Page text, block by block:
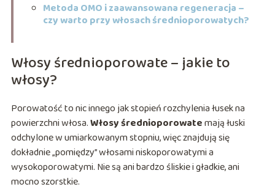
Metoda OMO i zaawansowana regeneracja –
czy warto przy włosach średnioporowatych?
Włosy średnioporowate – jakie to
włosy?
Porowatość to nic innego jak stopień rozchylenia łusek na
powierzchni włosa.Włosy średnioporowatemają łuski
odchylone w umiarkowanym stopniu, więc znajdują się
dokładnie „pomiędzy” włosami niskoporowatymi a
wysokoporowatymi. Nie są ani bardzo śliskie i gładkie, ani
mocno szorstkie.